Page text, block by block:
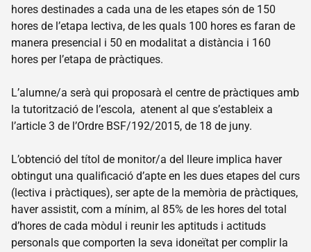
Espai
intern
Acampada
Coneix
Terrenys
Normativa
freqüents
Actualitat
Botiga
hores destinades a cada una de les etapes són de 150
hores de l’etapa lectiva, de les quals 100 hores es faran de
manera presencial i 50 en modalitat a distància i 160
hores per l’etapa de pràctiques.
L’alumne/a serà qui proposarà el centre de pràctiques amb
la tutorització de l’escola, atenent al que s’estableix a
l’article 3 de l’Ordre BSF/192/2015, de 18 de juny.
L’obtenció del títol de monitor/a del lleure implica haver
obtingut una qualificació d’apte en les dues etapes del curs
(lectiva i pràctiques), ser apte de la memòria de pràctiques,
haver assistit, com a mínim, al 85% de les hores del total
d’hores de cada mòdul i reunir les aptituds i actituds
personals que comporten la seva idoneïtat per complir la